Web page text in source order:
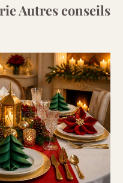
Autres conseils